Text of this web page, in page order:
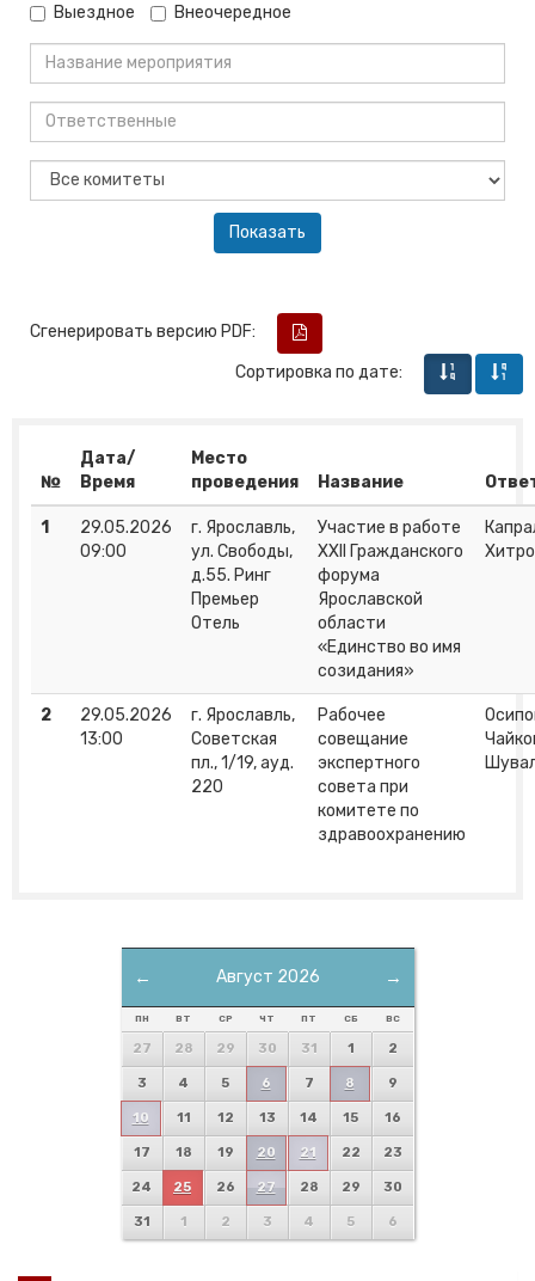
Выездное Внеочередное
Сгенерировать версию PDF:
Сортировка по дате:
№
Дата/
Время
Место
проведения
Название
1
29.05.2026
09:00
г. Ярославль,
ул. Свободы,
д.55. Ринг
Премьер
Отель
Участие в работе
XXII Гражданского
форума
Ярославской
области
«Единство во имя
созидания»
2
29.05.2026
13:00
г. Ярославль,
Советская
пл., 1/19, ауд.
220
Рабочее
совещание
экспертного
совета при
комитете по
здравоохранению
← →
Август 2026
ПН ВТ СР ЧТ ПТ СБ ВС
27 28 29 30 31 1 2
3 4 5 6 7 8 9
10 11 12 13 14 15 16
17 18 19 20 21 22 23
24 25 26 27 28 29 30
31 1 2 3 4 5 6